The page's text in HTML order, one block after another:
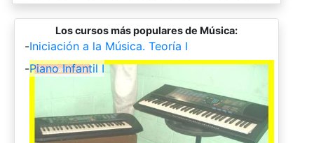
Los cursos más populares de Música:
-Iniciación a la Música. Teoría I
-Piano Infantil I